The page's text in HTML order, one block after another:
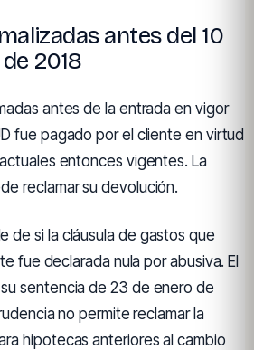
antes del 10
2018
antes de la entrada en vigor
fue pagado por el cliente en virtud
entonces vigentes. La
reclamar su devolución.
de si la cláusula de gastos que
fue declarada nula por abusiva. El
sentencia de 23 de enero de
no permite reclamar la
hipotecas anteriores al cambio